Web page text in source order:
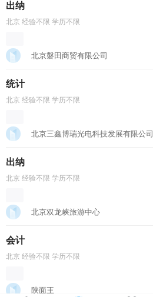
出纳
北京 经验不限 学历不限
北京磐田商贸有限公司
统计
北京 经验不限 学历不限
北京三鑫博瑞光电科技发展有限公司
出纳
北京 经验不限 学历不限
北京双龙峡旅游中心
会计
北京 经验不限 学历不限
陕面王